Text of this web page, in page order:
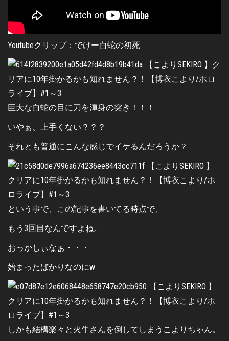
Youtubeクリップ：でけー白蛇の初死
巨大な白蛇の目に刀を渾身の突き！！！
いやぁ、上手くない？？？
それとも普通にこんな感じでイケるんだろうか？
という事で、この記事を書いてる時点で、
もう3回目なんですよね。
おっかしぃなぁ・・・
始まったばかりなのにw
しかも結構楽々と火牛さんを倒してしまうこよりちゃん。